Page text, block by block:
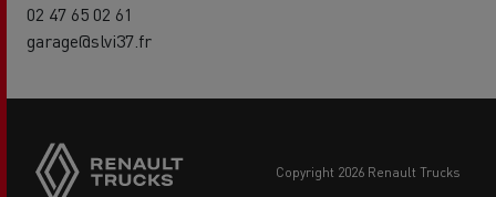
02 47 65 02 61
garage@slvi37.fr
copyright 2026 Renault Trucks